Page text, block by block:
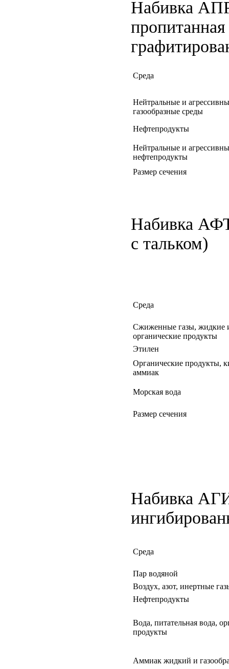
Набивка
Среда
Нейтральные и
газообразные среды
Нефтепродукты
Нейтральные и
нефтепродукты
Размер сечения
Набивка
с тальком)
Среда
Сжиженные газы, жидкие
органические продукты
Этилен
Органические продукты,
аммиак
Морская вода
Размер сечения
Набивка
Среда
Пар водяной
Воздух, азот, инертные
Нефтепродукты
Вода, питательная вода,
продукты
Аммиак жидкий и